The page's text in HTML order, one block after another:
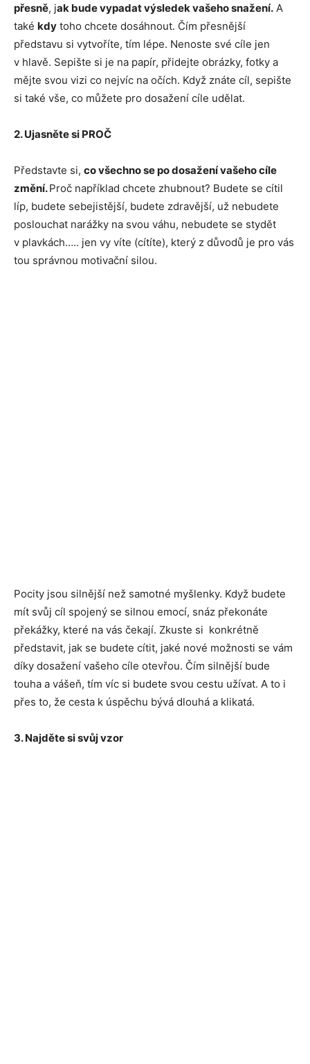
přesně, jak bude vypadat výsledek vašeho snažení. A
také kdy toho chcete dosáhnout. Čím přesnější
představu si vytvoříte, tím lépe. Nenoste své cíle jen
v hlavě. Sepište si je na papír, přidejte obrázky, fotky a
mějte svou vizi co nejvíc na očích. Když znáte cíl, sepište
si také vše, co můžete pro dosažení cíle udělat.
2. Ujasněte si PROČ
Představte si, co všechno se po dosažení vašeho cíle
změní.Proč například chcete zhubnout? Budete se cítil
líp, budete sebejistější, budete zdravější, už nebudete
poslouchat narážky na svou váhu, nebudete se stydět
v plavkách….. jen vy víte (cítíte), který z důvodů je pro vás
tou správnou motivační silou.
Pocity jsou silnější než samotné myšlenky. Když budete
mít svůj cíl spojený se silnou emocí, snáz překonáte
překážky, které na vás čekají. Zkuste si konkrétně
představit, jak se budete cítit, jaké nové možnosti se vám
díky dosažení vašeho cíle otevřou. Čím silnější bude
touha a vášeň, tím víc si budete svou cestu užívat. A to i
přes to, že cesta k úspěchu bývá dlouhá a klikatá.
3. Najděte si svůj vzor